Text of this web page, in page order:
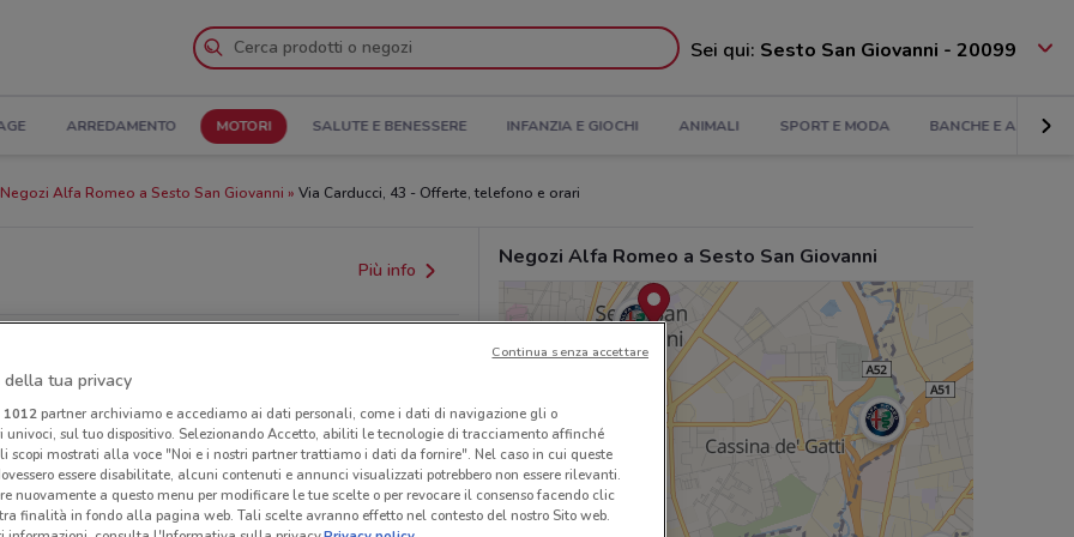
Sei qui: Sesto San Giovanni - 20099
ARREDAMENTO MOTORI SALUTE E BENESSERE INFANZIA E GIOCHI ANIMALI SPORT E MODA BANCHE E
Negozi Alfa Romeo a Sesto San Giovanni Via Carducci, 43 - Offerte, telefono e orari
Più info
regionali o nazionali. Verifica l’accuratezza
Negozi Alfa Romeo a Sesto San Giovanni
della tua privacy
1012partner archiviamo e accediamo ai dati personali, come i dati di navigazione gli o
sul tuo dispositivo. Selezionando Accetto, abiliti le tecnologie di tracciamento affinché
scopi mostrati alla voce "Noi e i nostri partner trattiamo i dati da fornire". Nel caso in cui queste
essere disabilitate, alcuni contenuti e annunci visualizzati potrebbero non essere rilevanti.
nuovamente a questo menu per modificare le tue scelte o per revocare il consenso facendo clic
finalità in fondo alla pagina web. Tali scelte avranno effetto nel contesto del nostro Sito web.
Continua senza accettare